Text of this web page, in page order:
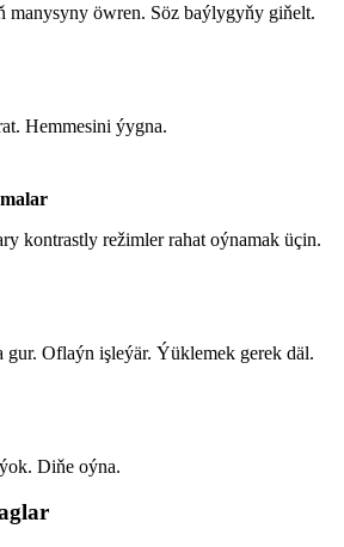
manysyny öwren. Söz baýlygyňy giňelt.
Hemmesini ýygna.
kontrastly režimler rahat oýnamak üçin.
Oflaýn işleýär. Ýüklemek gerek däl.
Diňe oýna.